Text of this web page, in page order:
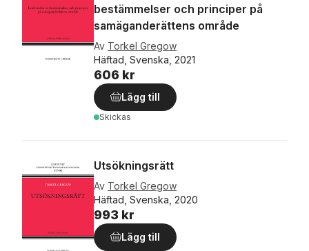
bestämmelser och principer på
samäganderättens område
Av Torkel Gregow
Häftad, Svenska, 2021
606 kr
Lägg till
Skickas
Utsökningsrätt
Av Torkel Gregow
Häftad, Svenska, 2020
993 kr
Lägg till